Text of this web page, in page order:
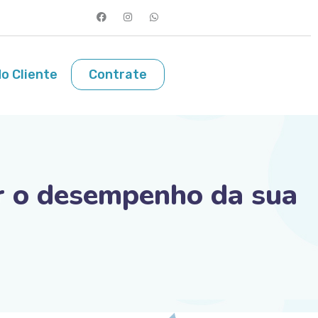
Cliente Contrate
desempenho da sua